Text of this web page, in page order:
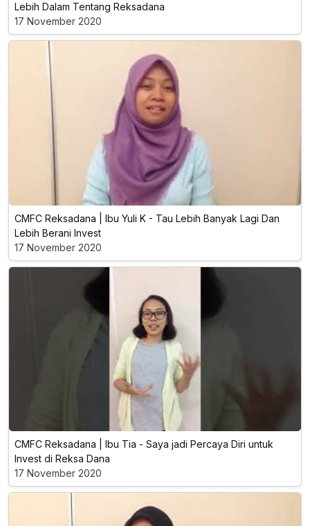
Lebih Dalam Tentang Reksadana
17 November 2020
CMFC Reksadana | Ibu Yuli K - Tau Lebih Banyak Lagi Dan
Lebih Berani Invest
17 November 2020
CMFC Reksadana | Ibu Tia - Saya jadi Percaya Diri untuk
Invest di Reksa Dana
17 November 2020